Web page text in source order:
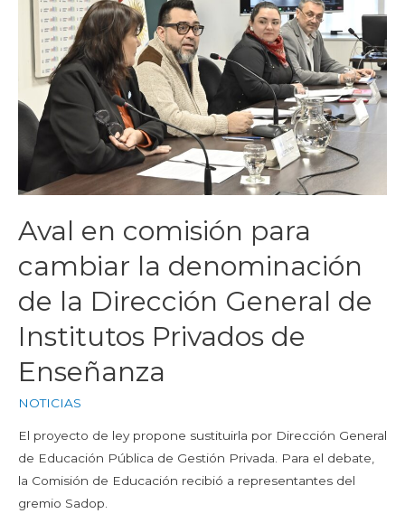
Aval en comisión para
cambiar la denominación
de la Dirección General de
Institutos Privados de
Enseñanza
NOTICIAS
El proyecto de ley propone sustituirla por Dirección General
de Educación Pública de Gestión Privada. Para el debate,
la Comisión de Educación recibió a representantes del
gremio Sadop.